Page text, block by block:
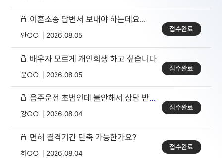
이혼소송 답변서 보내야 하는데요...
안○○ 2026.08.05
접수완료
배우자 모르게 개인회생 하고 싶습니다
윤○○ 2026.08.05
접수완료
음주운전 초범인데 불안해서 상담 받아보고 싶습니다
강○○ 2026.08.04
접수완료
면허 결격기간 단축 가능한가요?
허○○ 2026.08.04
접수완료